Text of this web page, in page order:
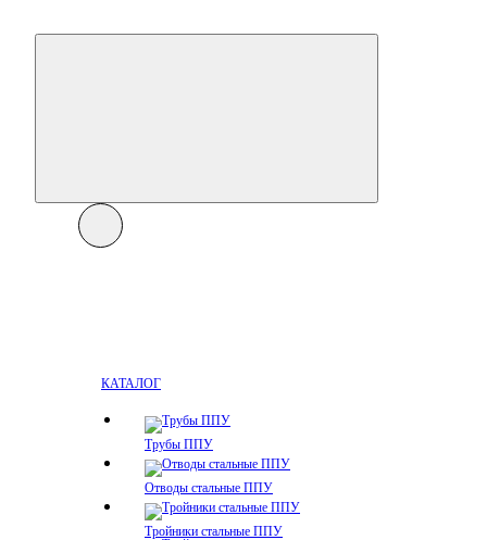
КАТАЛОГ
Трубы ППУ
Отводы стальные ППУ
Тройники стальные ППУ